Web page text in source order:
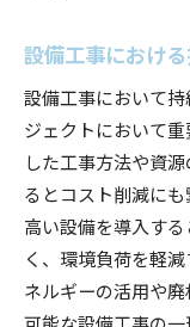
設備工事におけ
設備工事において
ジェクトにおいて
した工事方法や資
るとコスト削減に
高い設備を導入す
く、環境負荷を軽
ネルギーの活用や